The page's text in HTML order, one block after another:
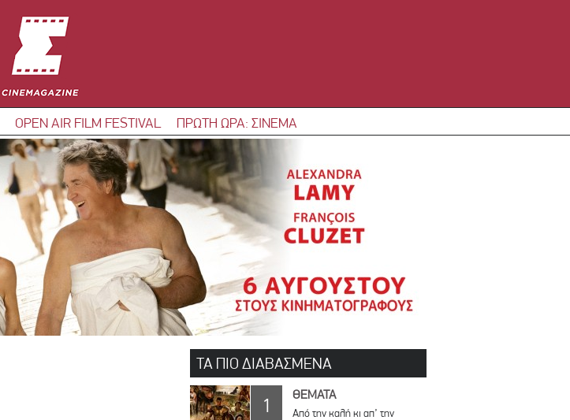
OPEN AIR FILM FESTIVAL ΠΡΩΤΗ ΩΡΑ: ΣΙΝΕΜΑ
ΤΑ ΠΙΟ ΔΙΑΒΑΣΜΕΝΑ
1 ΘΕΜΑΤΑ
Από την καλή κι απ’ την